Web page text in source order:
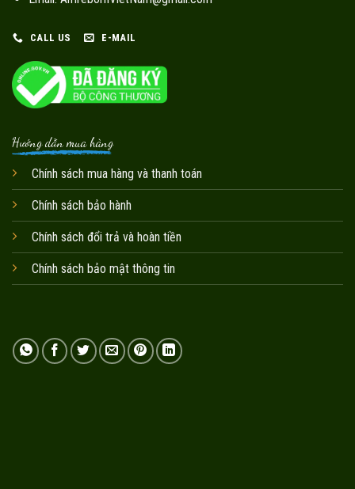
CALL US E-MAIL
Hướng dẫn mua hàng
Chính sách mua hàng và thanh toán
Chính sách bảo hành
Chính sách đổi trả và hoàn tiền
Chính sách bảo mật thông tin